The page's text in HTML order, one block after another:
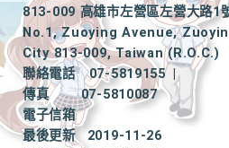
813-009 高雄市左營區左營大路1
No.1, Zuoying Avenue,
City 813-009, Taiwan (R.O.C.)
聯絡電話
07-5819155
|
傳真
07-5810087
電子信箱
最後更新
2019-11-26